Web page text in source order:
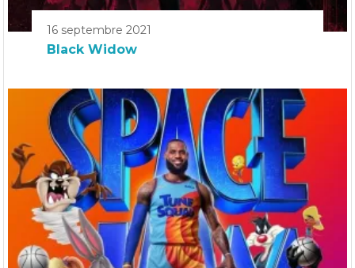
16 septembre 2021
Black Widow